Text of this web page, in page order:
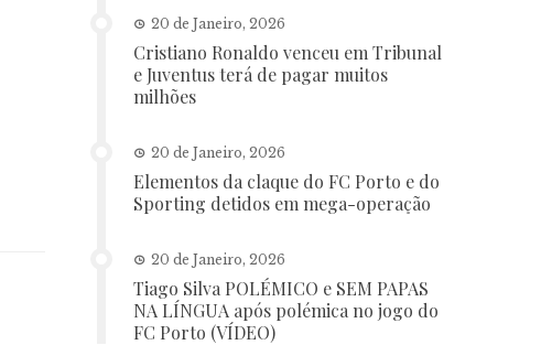
20 de Janeiro, 2026
Cristiano Ronaldo venceu em Tribunal
e Juventus terá de pagar muitos
milhões
20 de Janeiro, 2026
Elementos da claque do FC Porto e do
Sporting detidos em mega-operação
20 de Janeiro, 2026
Tiago Silva POLÉMICO e SEM PAPAS
NA LÍNGUA após polémica no jogo do
FC Porto (VÍDEO)